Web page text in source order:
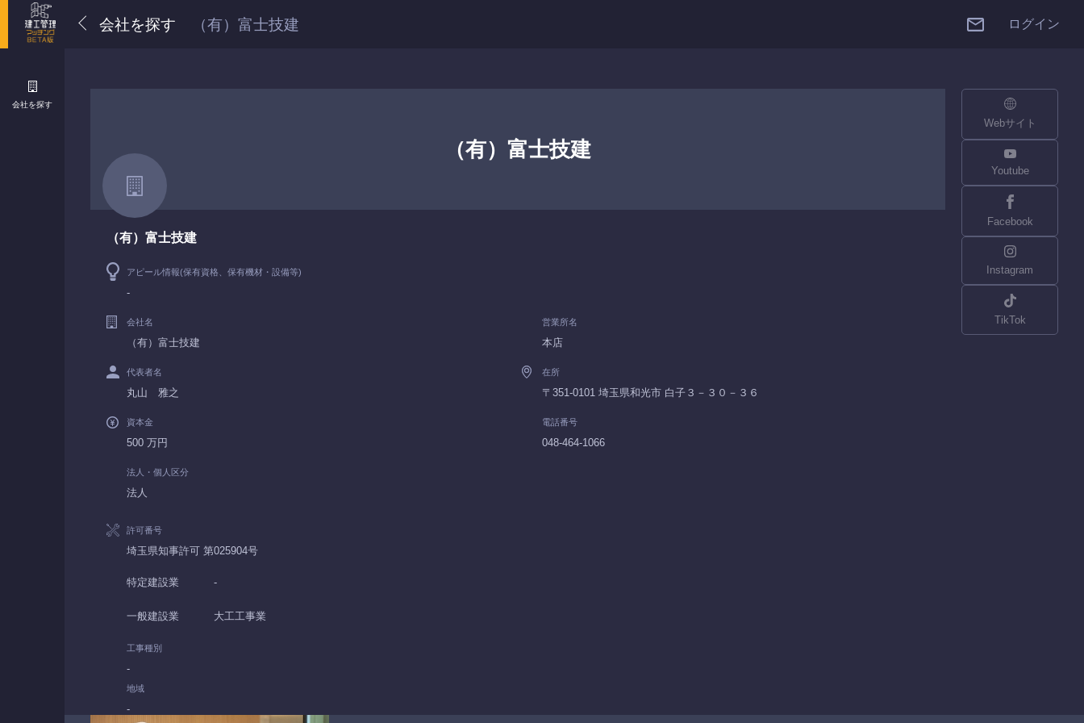
会社を探す （有）富士技建 ログイン
（有）富士技建
（有）富士技建
アピール情報(保有資格、保有機材・設備等)
-
会社名
（有）富士技建
代表者名
丸山 雅之
資本金
500 万円
法人・個人区分
法人
営業所名
本店
在所
〒351-0101 埼玉県和光市 白子３－３０－３６
電話番号
048-464-1066
許可番号
埼玉県知事許可 第025904号
特定建設業 -
一般建設業 大工工事業
工事種別
-
地域
-
Webサイト
Youtube
Facebook
Instagram
TikTok
会社を探す